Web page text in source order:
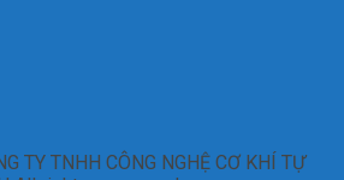
TY TNHH CÔNG NGHỆ CƠ KHÍ TỰ